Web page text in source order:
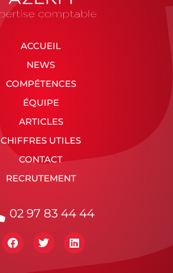
ACCUEIL
NEWS
COMPÉTENCES
ÉQUIPE
ARTICLES
CHIFFRES UTILES
CONTACT
RECRUTEMENT
02 97 83 44 44